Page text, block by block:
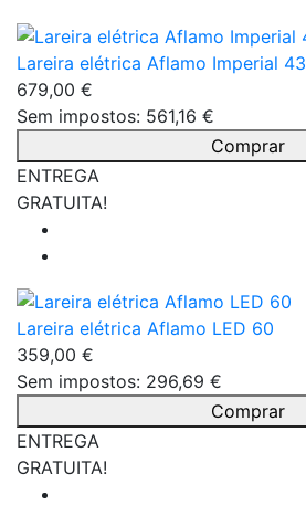
Lareira elétrica Aflamo Imperial 43
679,00 €
Sem impostos: 561,16 €
Comprar
ENTREGA
GRATUITA!
Lareira elétrica Aflamo LED 60
359,00 €
Sem impostos: 296,69 €
Comprar
ENTREGA
GRATUITA!